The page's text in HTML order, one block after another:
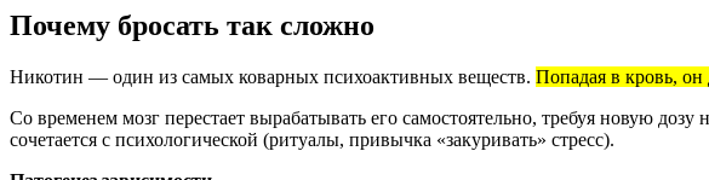
Почему бросать так сложно
Никотин — один из самых коварных психоактивных веществ. Попадая в кровь, он
Со временем мозг перестает вырабатывать его самостоятельно, требуя новую
сочетается с психологической (ритуалы, привычка «закуривать» стресс).